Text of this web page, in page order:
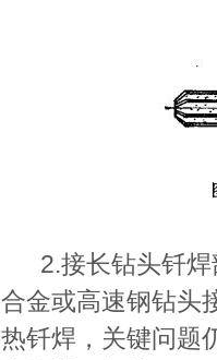
2.接长钻头钎焊
合金或高速钢钻头
热钎焊，关键问题